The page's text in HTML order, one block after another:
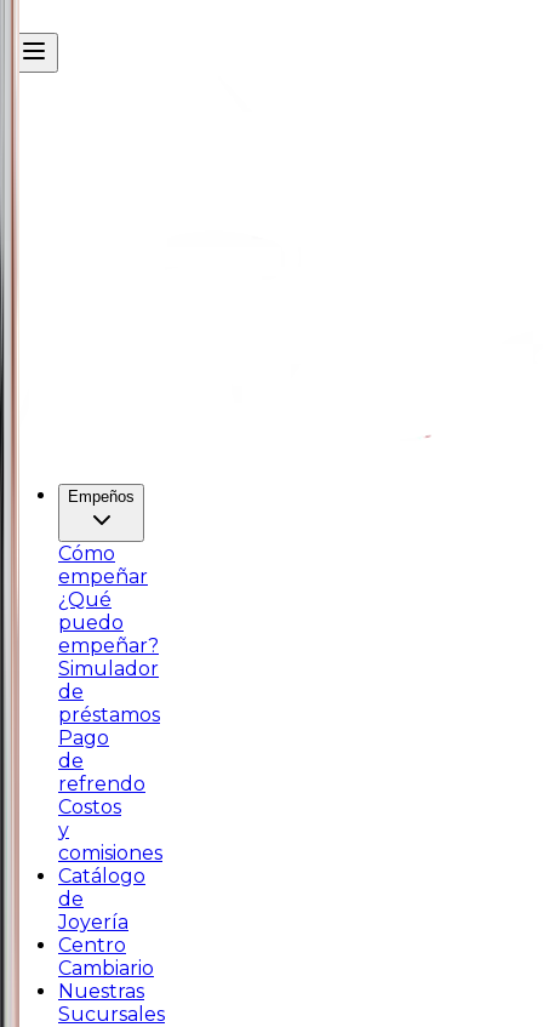
Empeños
Cómo
empeñar
¿Qué
puedo
empeñar?
Simulador
de
préstamos
Pago
de
refrendo
Costos
y
comisiones
Catálogo
de
Joyería
Centro
Cambiario
Nuestras
Sucursales